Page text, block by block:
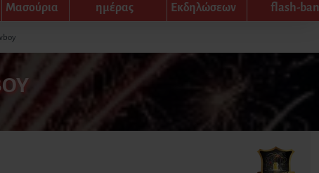
Μασούρια
ημέρας
Εκδηλώσεων
flash-